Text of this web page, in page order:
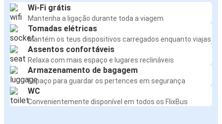
Wi-Fi grátis
Mantenha a ligação durante toda a viagem
Tomadas elétricas
Mantém os teus dispositivos carregados enquanto viajas
Assentos confortáveis
Relaxa com mais espaço e lugares reclináveis
Armazenamento de bagagem
Espaço para guardar os pertences em segurança
WC
Convenientemente disponível em todos os FlixBus